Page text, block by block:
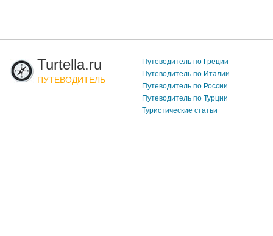
Turtella.ru
ПУТЕВОДИТЕЛЬ
Путеводитель по Греции
Путеводитель по Италии
Путеводитель по России
Путеводитель по Турции
Туристические статьи